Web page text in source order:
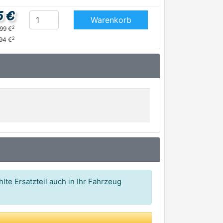
€
€2
€2
Warenkorb
Ersatzteil auch in Ihr Fahrzeug